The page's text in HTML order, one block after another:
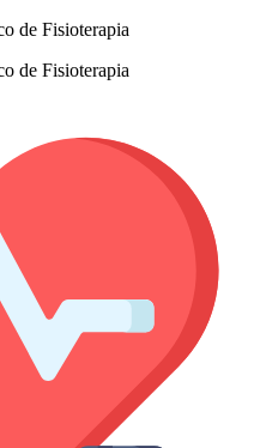
de Fisioterapia
de Fisioterapia